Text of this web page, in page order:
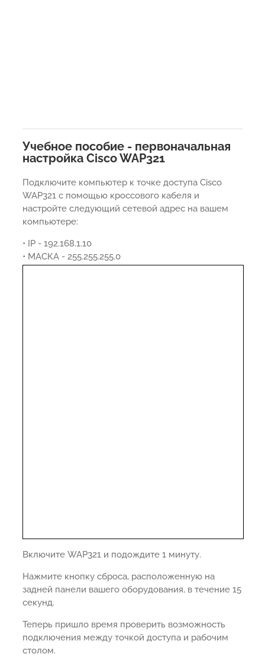
Учебное пособие - первоначальная
настройка Cisco WAP321
Подключите компьютер к точке доступа Cisco
WAP321 с помощью кроссового кабеля и
настройте следующий сетевой адрес на вашем
компьютере:
• IP - 192.168.1.10
• МАСКА - 255.255.255.0
Включите WAP321 и подождите 1 минуту.
Нажмите кнопку сброса, расположенную на
задней панели вашего оборудования, в течение 15
секунд.
Теперь пришло время проверить возможность
подключения между точкой доступа и рабочим
столом.